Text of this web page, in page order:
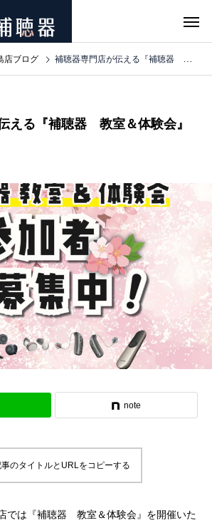
店ブログ 補聴器専門店が伝える『補聴器 教室＆体験会』講座
える『補聴器 教室＆体験会』
note
事のタイトルとURLをコピーする
では『補聴器 教室＆体験会』を開催いた